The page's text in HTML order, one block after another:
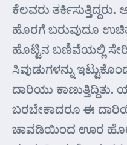
ಕೆಲವರು
ಹೊರಗೆ ಬರುವುದೂ
ಹೊಟ್ಟಿನ ಬಣಿವೆಯಲ್ಲಿ
ಸಿವುಡುಗಳನ್ನು
ದಾರಿಯು
ಬರಬೇಕಾದರೂ ಈ
ಚಾವಡಿಯಿಂದ ಊರ